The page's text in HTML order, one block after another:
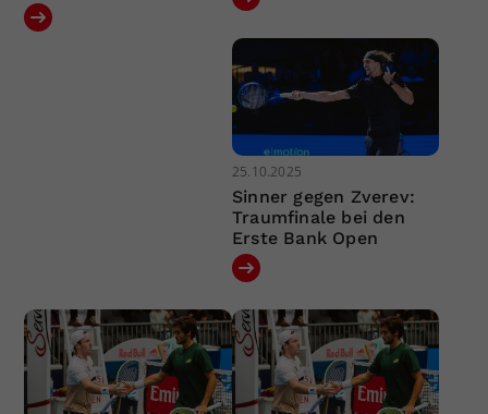
25.10.2025
Sinner gegen Zverev:
Traumfinale bei den
Erste Bank Open